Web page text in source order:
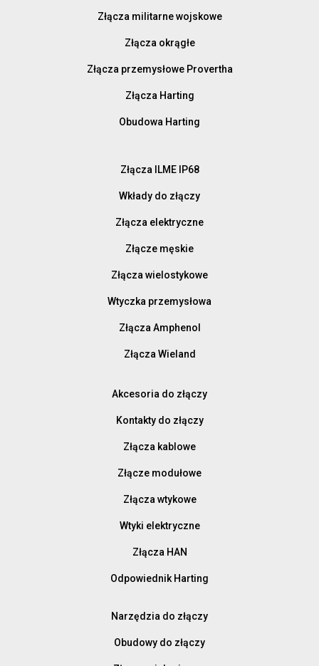
Złącza militarne wojskowe
Złącza okrągłe
Złącza przemysłowe Provertha
Złącza Harting
Obudowa Harting
Złącza ILME IP68
Wkłady do złączy
Złącza elektryczne
Złącze męskie
Złącza wielostykowe
Wtyczka przemysłowa
Złącza Amphenol
Złącza Wieland
Akcesoria do złączy
Kontakty do złączy
Złącza kablowe
Złącze modułowe
Złącza wtykowe
Wtyki elektryczne
Złącza HAN
Odpowiednik Harting
Narzędzia do złączy
Obudowy do złączy